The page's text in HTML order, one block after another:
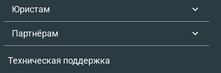
Юристам
Партнёрам
Техническая поддержка